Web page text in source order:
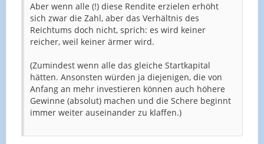
Aber wenn alle (!) diese Rendite erzielen erhöht
sich zwar die Zahl, aber das Verhältnis des
Reichtums doch nicht, sprich: es wird keiner
reicher, weil keiner ärmer wird.
(Zumindest wenn alle das gleiche Startkapital
hätten. Ansonsten würden ja diejenigen, die von
Anfang an mehr investieren können auch höhere
Gewinne (absolut) machen und die Schere beginnt
immer weiter auseinander zu klaffen.)